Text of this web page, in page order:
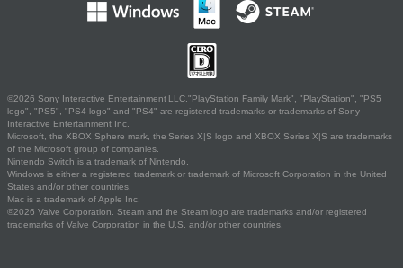
©2026 Sony Interactive Entertainment LLC."PlayStation Family Mark", "PlayStation", "PS5
logo", "PS5", "PS4 logo" and "PS4" are registered trademarks or trademarks of Sony
Interactive Entertainment Inc.
Microsoft, the XBOX Sphere mark, the Series X|S logo and XBOX Series X|S are trademarks
of the Microsoft group of companies.
Nintendo Switch is a trademark of Nintendo.
Windows is either a registered trademark or trademark of Microsoft Corporation in the United
States and/or other countries.
Mac is a trademark of Apple Inc.
©2026 Valve Corporation. Steam and the Steam logo are trademarks and/or registered
trademarks of Valve Corporation in the U.S. and/or other countries.